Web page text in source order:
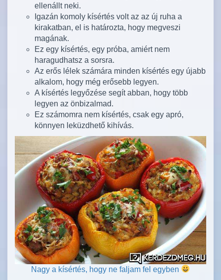
ellenállt neki.
Igazán komoly kísértés volt az az új ruha a
kirakatban, el is határozta, hogy megveszi
magának.
Ez egy kísértés, egy próba, amiért nem
haragudhatsz a sorsra.
Az erős lélek számára minden kísértés egy újabb
alkalom, hogy még erősebb legyen.
A kísértés legyőzése segít abban, hogy több
legyen az önbizalmad.
Ez számomra nem kísértés, csak egy apró,
könnyen leküzdhető kihívás.
Nagy a kísértés, hogy ne faljam fel egyben